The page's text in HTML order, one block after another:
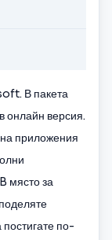
В пакета
онлайн версия.
приложения
място за
по-